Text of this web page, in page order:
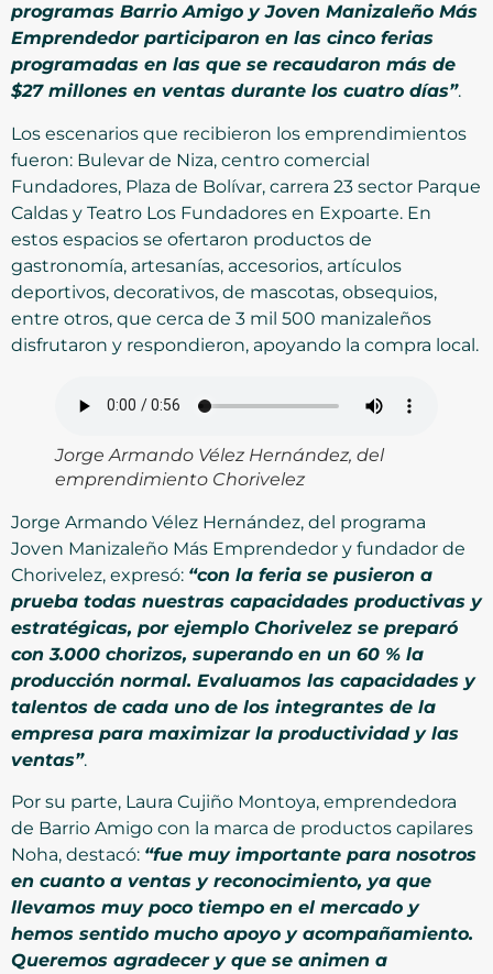
programas Barrio Amigo y Joven Manizaleño Más
Emprendedor participaron en las cinco ferias
programadas en las que se recaudaron más de
$27 millones en ventas durante los cuatro días”.
Los escenarios que recibieron los emprendimientos
fueron: Bulevar de Niza, centro comercial
Fundadores, Plaza de Bolívar, carrera 23 sector Parque
Caldas y Teatro Los Fundadores en Expoarte. En
estos espacios se ofertaron productos de
gastronomía, artesanías, accesorios, artículos
deportivos, decorativos, de mascotas, obsequios,
entre otros, que cerca de 3 mil 500 manizaleños
disfrutaron y respondieron, apoyando la compra local.
Jorge Armando Vélez Hernández, del
emprendimiento Chorivelez
Jorge Armando Vélez Hernández, del programa
Joven Manizaleño Más Emprendedor y fundador de
Chorivelez, expresó: “con la feria se pusieron a
prueba todas nuestras capacidades productivas y
estratégicas, por ejemplo Chorivelez se preparó
con 3.000 chorizos, superando en un 60 % la
producción normal. Evaluamos las capacidades y
talentos de cada uno de los integrantes de la
empresa para maximizar la productividad y las
ventas”.
Por su parte, Laura Cujiño Montoya, emprendedora
de Barrio Amigo con la marca de productos capilares
Noha, destacó: “fue muy importante para nosotros
en cuanto a ventas y reconocimiento, ya que
llevamos muy poco tiempo en el mercado y
hemos sentido mucho apoyo y acompañamiento.
Queremos agradecer y que se animen a